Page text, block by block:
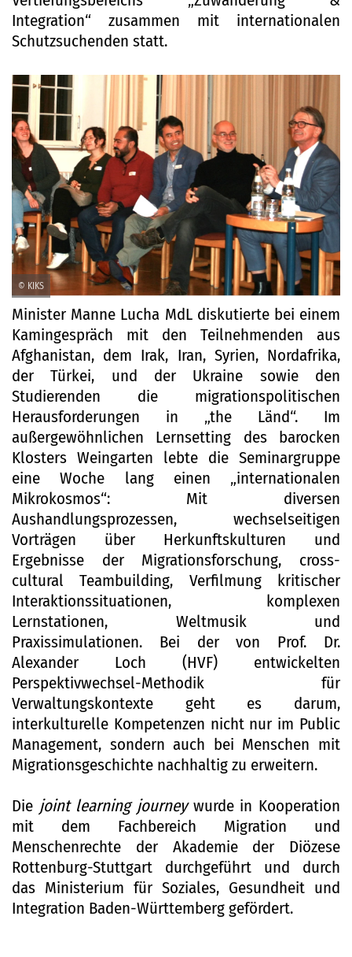
Integration“ zusammen mit internationalen
Schutzsuchenden statt.
© KIKS
Minister Manne Lucha MdL diskutierte bei einem
Kamingespräch mit den Teilnehmenden aus
Afghanistan, dem Irak, Iran, Syrien, Nordafrika,
der Türkei, und der Ukraine sowie den
Studierenden die migrationspolitischen
Herausforderungen in „the Länd“. Im
außergewöhnlichen Lernsetting des barocken
Klosters Weingarten lebte die Seminargruppe
eine Woche lang einen „internationalen
Mikrokosmos“: Mit diversen
Aushandlungsprozessen, wechselseitigen
Vorträgen über Herkunftskulturen und
Ergebnisse der Migrationsforschung, cross-
cultural Teambuilding, Verfilmung kritischer
Interaktionssituationen, komplexen
Lernstationen, Weltmusik und
Praxissimulationen. Bei der von Prof. Dr.
Alexander Loch (HVF) entwickelten
Perspektivwechsel-Methodik für
Verwaltungskontexte geht es darum,
interkulturelle Kompetenzen nicht nur im Public
Management, sondern auch bei Menschen mit
Migrationsgeschichte nachhaltig zu erweitern.
Die joint learning journeywurde in Kooperation
mit dem Fachbereich Migration und
Menschenrechte der Akademie der Diözese
Rottenburg-Stuttgart durchgeführt und durch
das Ministerium für Soziales, Gesundheit und
Integration Baden-Württemberg gefördert.